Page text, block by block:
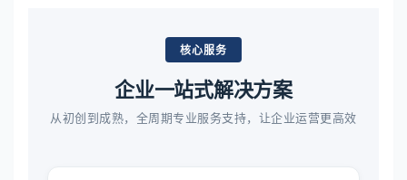
核心服务
企业一站式解决方案
从初创到成熟，全周期专业服务支持，让企业运营更高效